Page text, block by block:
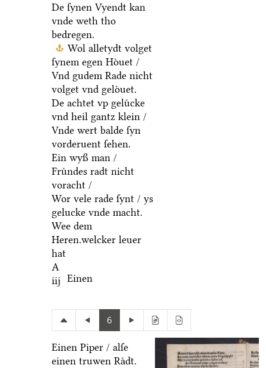
De ſynen Vyendt kan
vnde weth tho
bedregen.
Wol alletydt volget
ſynem egen Hoͤuet /
Vnd gudem Rade nicht
volget vnd geloͤuet.
De achtet vp geluͤcke
vnd heil gantz klein /
Vnde wert balde ſyn
vorderuent ſehen.
Ein wyß man /
Fruͤndes radt nicht
voracht /
Wor vele rade ſynt / ys
gelucke vnde macht.
Wee dem
Heren.welcker leuer
hat
A
iij Einen
6
Einen Piper / alſe
einen truwen Raͤdt.